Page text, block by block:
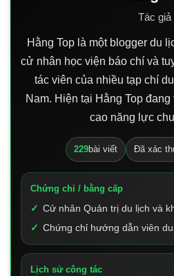
Tác giả
Hằng Top là một blogger du
cử nhân học viện báo chí và
tác viên của nhiều tạp chí
Nam. Hiện tại Hằng Top
cao năng lực
229bài viết Đã xác
Chứng chỉ / bằng cấp
Cử nhân Quản trị du lịch và
Chứng chỉ hướng dẫn viên
Lịch sử công tác